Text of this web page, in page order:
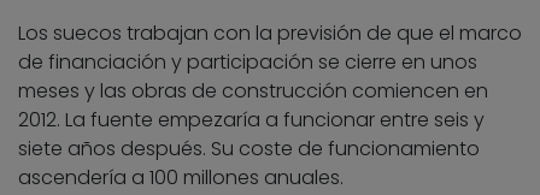
Los suecos trabajan con la previsión de que el marco
de financiación y participación se cierre en unos
meses y las obras de construcción comiencen en
2012. La fuente empezaría a funcionar entre seis y
siete años después. Su coste de funcionamiento
ascendería a 100 millones anuales.